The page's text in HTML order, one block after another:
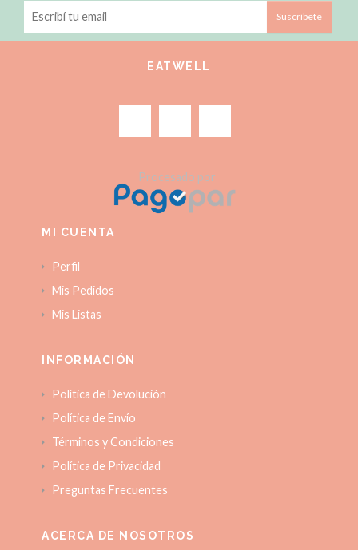
Suscríbete
EATWELL
Procesado por
MI CUENTA
Perfil
Mis Pedidos
Mis Listas
INFORMACIÓN
Política de Devolución
Política de Envío
Términos y Condiciones
Política de Privacidad
Preguntas Frecuentes
ACERCA DE NOSOTROS